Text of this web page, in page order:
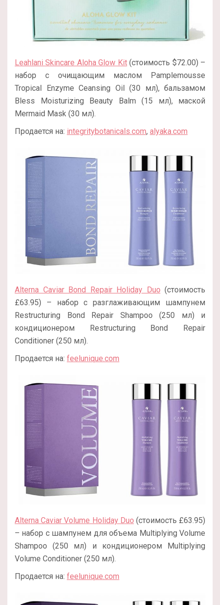
Leahlani Skincare Aloha Glow Kit(стоимость $72.00) –
набор с очищающим маслом Pamplemousse
Tropical Enzyme Ceansing Oil (30 мл), бальзамом
Bless Moisturizing Beauty Balm (15 мл), маской
Mermaid Mask (30 мл).
Продается на: integritybotanicals.com, alyaka.com
Alterna Caviar Bond Repair Holiday Duo (стоимость
£63.95) – набор с разглаживающим шампунем
Restructuring Bond Repair Shampoo (250 мл) и
кондиционером Restructuring Bond Repair
Conditioner (250 мл).
Продается на: feelunique.com
Alterna Caviar Volume Holiday Duo (стоимость £63.95)
– набор с шампунем для объема Multiplying Volume
Shampoo (250 мл) и кондиционером Multiplying
Volume Conditioner (250 мл).
Продается на: feelunique.com